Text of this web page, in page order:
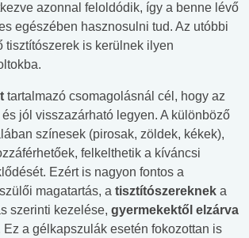
azonnal feloldódik, így a benne lévő
egészében hasznosulni tud. Az utóbbi
tisztítószerek is kerülnek ilyen
tartalmazó csomagolásnál cél, hogy az
jól visszazárható legyen. A különböző
színesek (pirosak, zöldek, kékek),
felkelthetik a kíváncsi
Ezért is nagyon fontos a
szülői magatartás, a tisztítószereknek a
szerinti kezelése, gyermekektől elzárva
Ez a gélkapszulák esetén fokozottan is